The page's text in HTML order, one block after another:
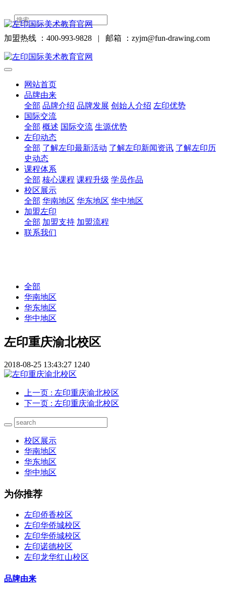
加盟热线 ：400-993-9828 | 邮箱 ：zyjm@fun-drawing.com
网站首页
品牌由来
全部 品牌介绍 品牌发展 创始人介绍 左印优势
国际交流
全部 概述 国际交流 生源优势
左印动态
全部 了解左印最新活动 了解左印新闻资讯 了解左印历
史动态
课程体系
全部 核心课程 课程升级 学员作品
校区展示
全部 华南地区 华东地区 华中地区
加盟左印
全部 加盟支持 加盟流程
联系我们
全部
华南地区
华东地区
华中地区
左印重庆渝北校区
2018-08-25 13:43:27 1240
上一页 : 左印重庆渝北校区
下一页 : 左印重庆渝北校区
校区展示
华南地区
华东地区
华中地区
为你推荐
左印侨香校区
左印华侨城校区
左印华侨城校区
左印诺德校区
左印龙华红山校区
品牌由来